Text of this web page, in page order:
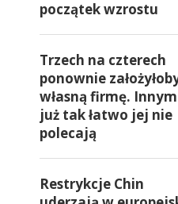
początek wzrostu
Trzech na czterech
ponownie
własną firmę. Innym
już tak łatwo jej nie
polecają
Restrykcje Chin